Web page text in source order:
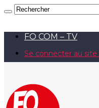
FO COM – TV
Se connecter au